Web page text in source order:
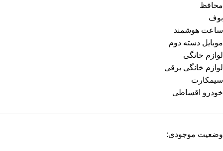
محافظ
بوف
ساعت هوشمند
موبایل دسته دوم
لوازم خانگی
لوازم خانگی برقی
سیمکارت
خودرو اقساطی
وضعیت موجودی: